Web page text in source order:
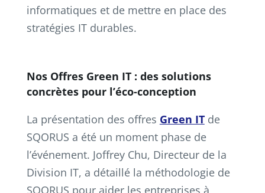
informatiques et de mettre en place des
stratégies IT durables.
Nos Offres Green IT : des solutions
concrètes pour l’éco-conception
La présentation des offres Green ITde
SQORUS a été un moment phase de
l’événement. Joffrey Chu, Directeur de la
Division IT, a détaillé la méthodologie de